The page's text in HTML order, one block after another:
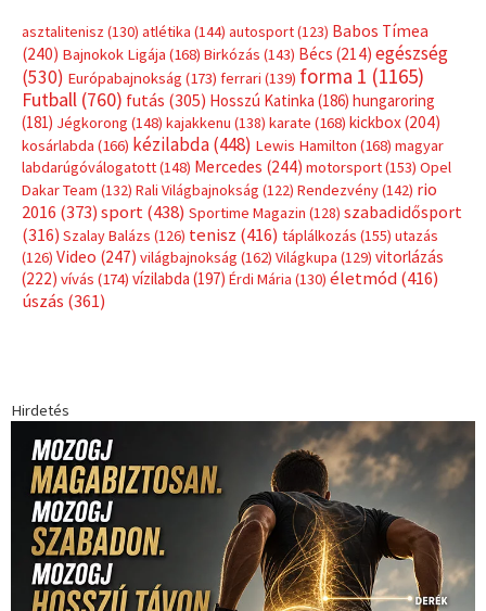
asztalitenisz (130) atlétika (144) autosport(123) Babos Tímea
(240) Bajnokok Ligája (168) Birkózás (143) Bécs (214) egészség
(530) Európabajnokság (173) ferrari (139) forma 1 (1165)
Futball (760) futás (305) Hosszú Katinka (186) hungaroring
(181) Jégkorong (148) kajakkenu (138) karate (168) kickbox(204)
kosárlabda (166) kézilabda(448) Lewis Hamilton (168) magyar
labdarúgóválogatott(148) Mercedes (244) motorsport(153) Opel
Dakar Team (132) Rali Világbajnokság (122) Rendezvény(142) rio
2016 (373) sport(438) Sportime Magazin (128) szabadidősport
(316) Szalay Balázs (126) tenisz (416) táplálkozás (155) utazás
(126) Video (247) világbajnokság (162) Világkupa (129) vitorlázás
(222) vívás (174) vízilabda (197) Érdi Mária (130) életmód(416)
úszás (361)
Hirdetés